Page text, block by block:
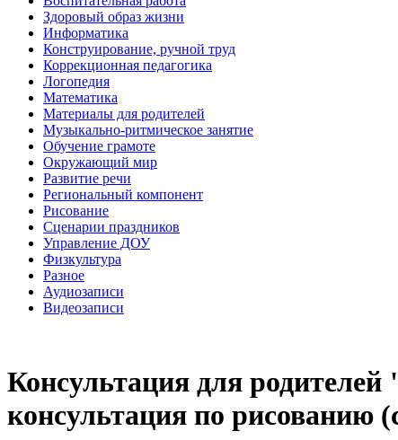
Здоровый образ жизни
Информатика
Конструирование, ручной труд
Коррекционная педагогика
Логопедия
Математика
Материалы для родителей
Музыкально-ритмическое занятие
Обучение грамоте
Окружающий мир
Развитие речи
Региональный компонент
Рисование
Сценарии праздников
Управление ДОУ
Физкультура
Разное
Аудиозаписи
Видеозаписи
Консультация для
консультация по рисованию